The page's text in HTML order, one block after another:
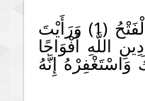
إِذَا جَاءَ نَصْرُ اللَّهِ وَالْفَتْحُ (1) وَرَأَيْتَ
اللَّهِ أَفْوَاجًا
وَاسْتَغْفِرْهُ إِنَّهُ